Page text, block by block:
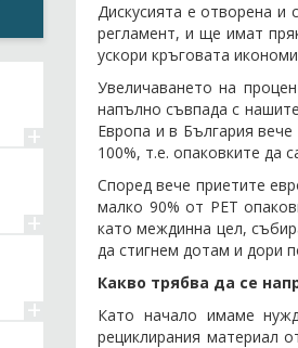
Дискусията е отворена и
регламент, и ще имат
ускори кръговата
Увеличаването на
напълно съвпада с
Европа и в България
100%, т.е. опаковките да
Според вече приетите
малко 90% от РЕТ
като междинна цел,
да стигнем дотам и дори
Какво трябва да се
Като начало имаме
рециклирания материал
+
+
+